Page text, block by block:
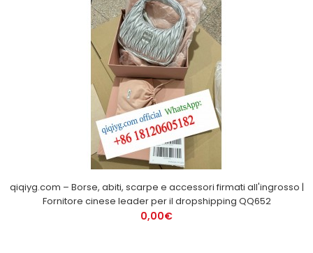
qiqiyg.com – Borse, abiti, scarpe e accessori firmati all'ingrosso |
Fornitore cinese leader per il dropshipping QQ652
0,00€